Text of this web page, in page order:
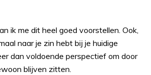
ik me dit heel goed voorstellen. Ook,
naar je zin hebt bij je huidige
dan voldoende perspectief om door
blijven zitten.